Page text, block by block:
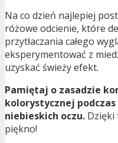
Na co dzień najlepiej
różowe odcienie, które
przytłaczania całego
eksperymentować z
uzyskać świeży efekt.
Pamiętaj o zasadzie
kolorystycznej
niebieskich oczu. Dzięki
piękno!